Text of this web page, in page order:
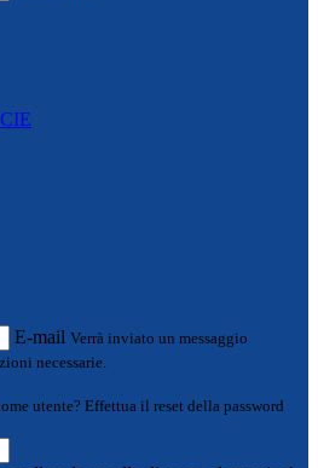
E-mail Verrà inviato un messaggio
necessarie.
utente? Effettua il reset della password